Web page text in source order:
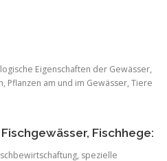
Eigenschaften der Gewässer,
am und im Gewässer, Tiere
Fischhege:
spezielle